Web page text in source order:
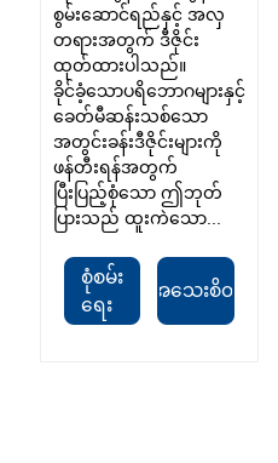
စွမ်းဆောင်ရည်နှင့် အလှ
တရားအတွက် ဒီဇိုင်း
ထုတ်ထားပါသည်။
ခိုင်ခံ့သောပရိဘောဂများနှင့်
ခေတ်မီဆန်းသစ်သော
အတွင်းခန်းဒီဇိုင်းများကို
ဖန်တီးရန်အတွက်
ပြီးပြည့်စုံသော ဤဘုတ်
ပြားသည် ထူးကဲသော...
စုံစမ်း
ရေး
အသေးစိတ်